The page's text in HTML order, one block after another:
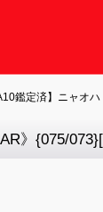
鑑定済】ニャオ
》{075/